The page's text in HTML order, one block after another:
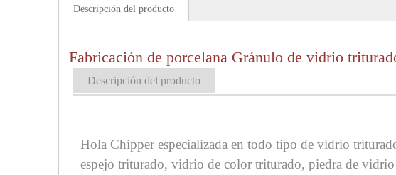
Descripción del producto
Fabricación de porcelana Gránulo de vidrio
Descripción del producto
Hola Chipper especializada en todo tipo de vidrio
espejo triturado, vidrio de color triturado, piedra de